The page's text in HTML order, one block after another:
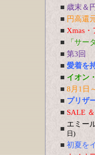
■ 歳末＆
■ 円高還
■ Xmas
■
「サ
■ 第3回
■ 愛着を
■ イオン
■ 8月1日
■ プリザ
■ SALE
■
エミー
日)
■ 初夏を